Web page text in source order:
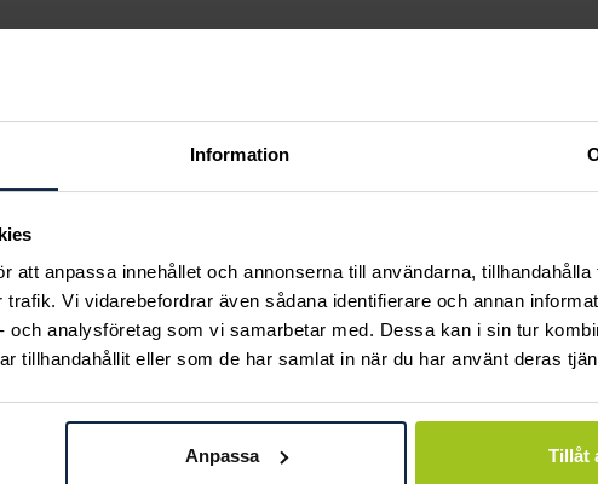
Information
att anpassa innehållet och annonserna till användarna, tillhandahålla
Vi vidarebefordrar även sådana identifierare och annan
och analysföretag som vi samarbetar med. Dessa kan i sin tur
tillhandahållit eller som de har samlat in när du har använt deras
Anpassa Tillåt
Mockberg
:1 999 kr
999 kr
August
Pris:560 kr
560 kr
Lily
Miss